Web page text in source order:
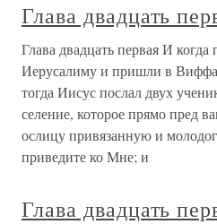
Глава двадцать
Глава двадцать первая И когда
Иерусалиму и пришли в
тогда Иисус послал двух
селение, которое прямо пред
ослицу привязанную и
приведите ко Мне; и
Глава двадцать